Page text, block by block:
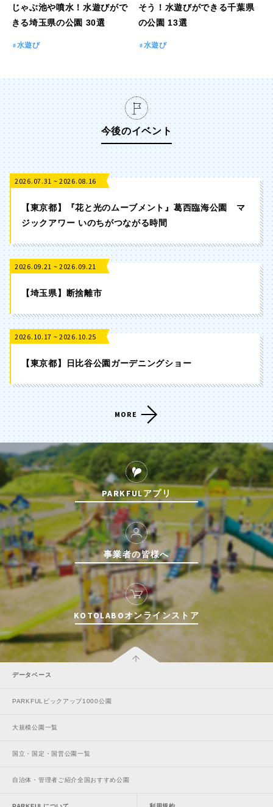
じゃぶ池や噴水！水遊びがで
きる埼玉県の公園 30選
水遊び
そう！水遊びができる千葉県
の公園 13選
水遊び
今後のイベント
2026.07.31 ~ 2026.08.16
【東京都】『花と光のムーブメント』葛西臨海公園 マ
ジックアワー いのちがつながる時間
2026.09.21 ~ 2026.09.21
【埼玉県】断捨離市
2026.10.17 ~ 2026.10.25
【東京都】日比谷公園ガーデニングショー
MORE
PARKFULアプリ
事業者の皆様へ
KOTOLABOオンラインストア
データベース
PARKFULピックアップ1000公園
大規模公園一覧
国立・国定・国営公園一覧
自治体・管理者ご紹介全国おすすめ公園